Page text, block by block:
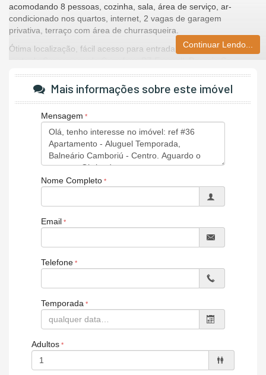
acomodando 8 pessoas, cozinha, sala, área de serviço, ar-
condicionado nos quartos, internet, 2 vagas de garagem
privativa, terraço com área de churrasqueira.
Ótima localização, fácil acesso para entrada e saída da cidade,
Miguel.
Para o período de 20 de dezembro de 2025 a 11 de janeiro de
2026 entre em contato para disponibilidade.
Características do Imóvel
Área de Serviço
Sacada / Varanda
Sala de Jantar
Terraço
Lavabo
Churrasqueira
Vista Mar
Continuar Lendo...
Mais informações sobre este imóvel
Mensagem
Nome Completo
Email
Telefone
Temporada
Adultos